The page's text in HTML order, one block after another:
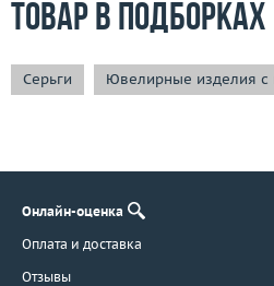
Товар в подборках
Серьги Ювелирные изделия с
Онлайн-оценка
Оплата и доставка
Отзывы